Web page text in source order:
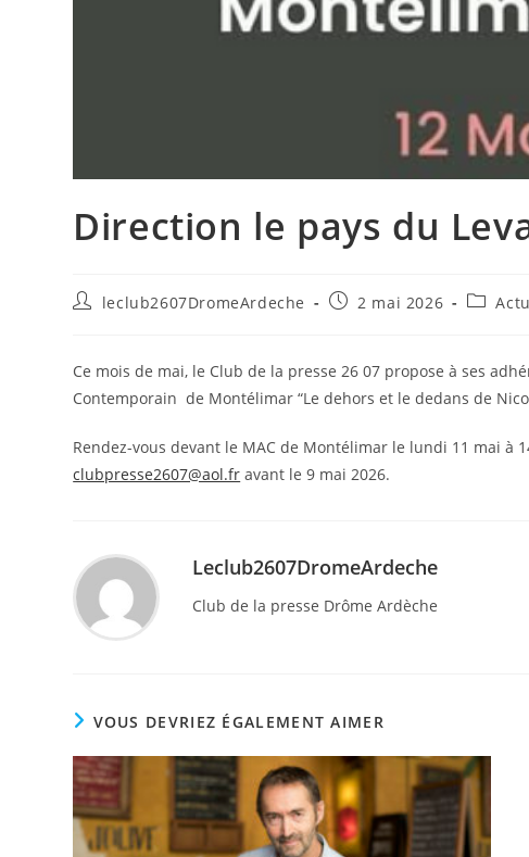
Direction le pays du
leclub2607DromeArdeche 2 mai 2026
Ce mois de mai, le Club de la presse 26 07 propose à ses
Contemporain de Montélimar “Le dehors et le dedans de
Rendez-vous devant le MAC de Montélimar le lundi 11 mai à
clubpresse2607@aol.fr avant le 9 mai 2026.
Leclub2607DromeArdeche
Club de la presse Drôme Ardèche
VOUS DEVRIEZ ÉGALEMENT AIMER